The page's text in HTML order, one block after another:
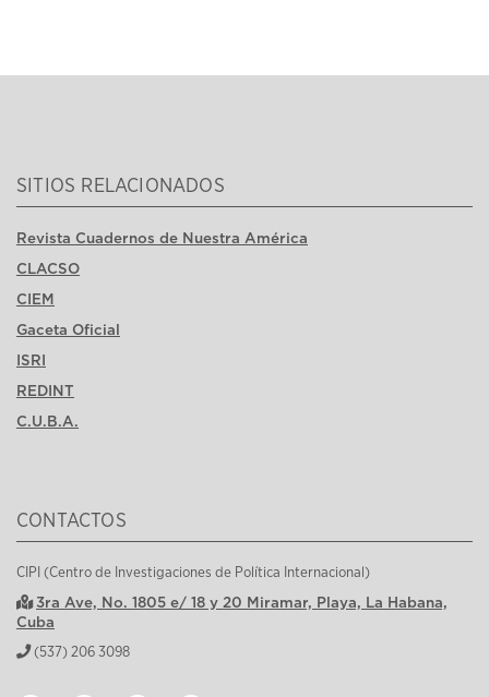
SITIOS RELACIONADOS
Revista Cuadernos de Nuestra América
CLACSO
CIEM
Gaceta Oficial
ISRI
REDINT
C.U.B.A.
CONTACTOS
CIPI (Centro de Investigaciones de Política Internacional)
3ra Ave, No. 1805 e/ 18 y 20 Miramar, Playa, La Habana,
Cuba
(537) 206 3098